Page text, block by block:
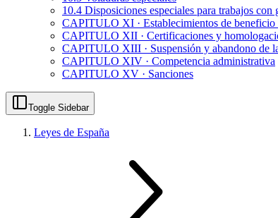
10.4 Disposiciones especiales para trabajos
CAPITULO XI · Establecimientos de beneficio
CAPITULO XII · Certificaciones y
CAPITULO XIII · Suspensión y abandono de
CAPITULO XIV · Competencia administrativa
CAPITULO XV · Sanciones
Toggle Sidebar
Leyes de España